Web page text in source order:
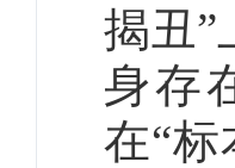
揭丑”
身存
在“标